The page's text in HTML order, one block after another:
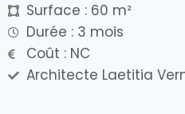
Surface : 60 m²
Durée : 3 mois
Coût : NC
Architecte Laetitia